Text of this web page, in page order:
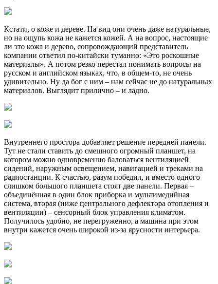
Кстати, о коже и дереве. На вид они очень даже натуральные,
но на ощупь кожа не кажется кожей. А на вопрос, настоящие
ли это кожа и дерево, сопровождающий представитель
компании ответил по-китайски туманно: «Это роскошные
материалы». А потом резко перестал понимать вопросы на
русском и английском языках, что, в общем-то, не очень
удивительно. Ну да бог с ним – нам сейчас не до натуральных
материалов. Выглядит прилично – и ладно.
Внутреннего простора добавляет решение передней панели.
Тут не стали ставить до смешного огромный планшет, на
котором можно одновременно баловаться вентиляцией
сидений, наружным освещением, навигацией и треками на
радиостанции. К счастью, разум победил, и вместо одного
слишком большого планшета стоят две панели. Первая –
объединённая в один блок приборка и мультимедийная
система, вторая (ниже центрального дефлектора отопления и
вентиляции) – сенсорный блок управления климатом.
Получилось удобно, не перегруженно, а машина при этом
внутри кажется очень широкой из-за ярусности интерьера.